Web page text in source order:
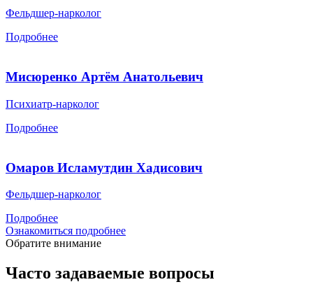
Фельдшер-нарколог
Подробнее
Мисюренко Артём Анатольевич
Психиатр-нарколог
Подробнее
Омаров Исламутдин Хадисович
Фельдшер-нарколог
Подробнее
Ознакомиться подробнее
Обратите внимание
Часто задаваемые вопросы